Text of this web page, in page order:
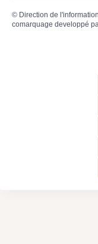
© Direction de
comarquage developpé